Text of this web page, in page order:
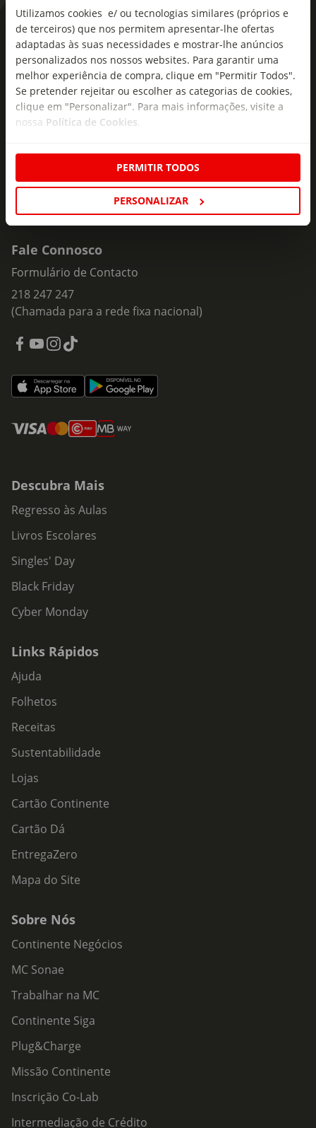
Utilizamos cookies e/ ou tecnologias similares (próprios e
de terceiros) que nos permitem apresentar-lhe ofertas
adaptadas às suas necessidades e mostrar-lhe anúncios
personalizados nos nossos websites. Para garantir uma
melhor experiência de compra, clique em "Permitir Todos".
Se pretender rejeitar ou escolher as categorias de cookies,
clique em "Personalizar". Para mais informações, visite a
nossa Política de Cookies.
PERMITIR TODOS
PERSONALIZAR
As novidades mais frescas no
seu e-mail!
Subscreva e descubra campanhas exclusivas,
ofertas e novidades para si.
Insira o seu e-
Fale Connosco
Formulário de Contacto
218 247 247
(Chamada para a rede fixa nacional)
Descubra Mais
Regresso às Aulas
Livros Escolares
Singles' Day
Black Friday
Cyber Monday
Links Rápidos
Ajuda
Folhetos
Receitas
Sustentabilidade
Lojas
Cartão Continente
Cartão Dá
EntregaZero
Mapa do Site
Sobre Nós
Continente Negócios
MC Sonae
Trabalhar na MC
Continente Siga
Plug&Charge
Missão Continente
Inscrição Co-Lab
Intermediação de Crédito